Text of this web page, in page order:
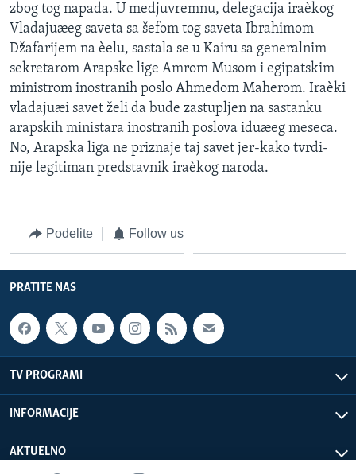
zbog tog napada. U medjuvremnu, delegacija iraèkog
Vladajuæeg saveta sa šefom tog saveta Ibrahimom
Džafarijem na èelu, sastala se u Kairu sa generalnim
sekretarom Arapske lige Amrom Musom i egipatskim
ministrom inostranih poslo Ahmedom Maherom. Iraèki
vladajuæi savet želi da bude zastupljen na sastanku
arapskih ministara inostranih poslova iduæeg meseca.
No, Arapska liga ne priznaje taj savet jer-kako tvrdi-
nije legitiman predstavnik iraèkog naroda.
Podelite Follow us
PRATITE NAS
TV PROGRAMI
INFORMACIJE
AKTUELNO